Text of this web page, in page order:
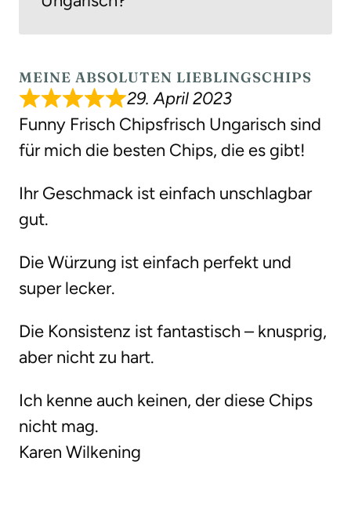
MEINE ABSOLUTEN LIEBLINGSCHIPS
29. April 2023
Funny Frisch Chipsfrisch Ungarisch sind
für mich die besten Chips, die es gibt!
Ihr Geschmack ist einfach unschlagbar
gut.
Die Würzung ist einfach perfekt und
super lecker.
Die Konsistenz ist fantastisch – knusprig,
aber nicht zu hart.
Ich kenne auch keinen, der diese Chips
nicht mag.
Karen Wilkening